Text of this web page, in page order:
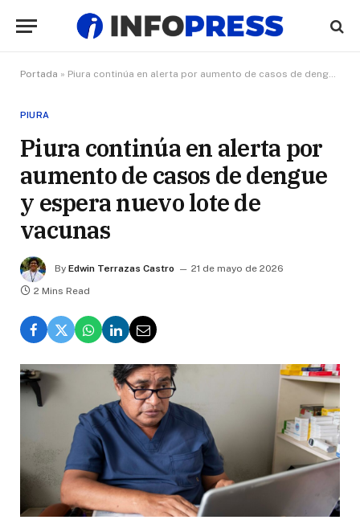
Portada » Piura continúa en alerta por aumento de casos de dengue y espera nuevo lote de vacunas
PIURA
Piura continúa en alerta por
aumento de casos de dengue
y espera nuevo lote de
vacunas
By Edwin Terrazas Castro
21 de mayo de 2026
2 Mins Read